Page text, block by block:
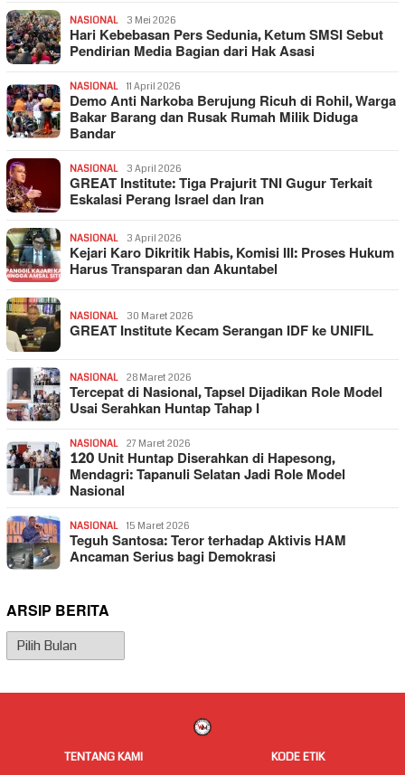
NASIONAL 3 Mei 2026
Hari Kebebasan Pers Sedunia, Ketum SMSI Sebut
Pendirian Media Bagian dari Hak Asasi
NASIONAL 11 April 2026
Demo Anti Narkoba Berujung Ricuh di Rohil, Warga
Bakar Barang dan Rusak Rumah Milik Diduga
Bandar
NASIONAL 3 April 2026
GREAT Institute: Tiga Prajurit TNI Gugur Terkait
Eskalasi Perang Israel dan Iran
NASIONAL 3 April 2026
Kejari Karo Dikritik Habis, Komisi III: Proses Hukum
Harus Transparan dan Akuntabel
NASIONAL 30 Maret 2026
GREAT Institute Kecam Serangan IDF ke UNIFIL
NASIONAL 28 Maret 2026
Tercepat di Nasional, Tapsel Dijadikan Role Model
Usai Serahkan Huntap Tahap I
NASIONAL 27 Maret 2026
120 Unit Huntap Diserahkan di Hapesong,
Mendagri: Tapanuli Selatan Jadi Role Model
Nasional
NASIONAL 15 Maret 2026
Teguh Santosa: Teror terhadap Aktivis HAM
Ancaman Serius bagi Demokrasi
ARSIP BERITA
Arsip
Berita
TENTANG KAMI KODE ETIK